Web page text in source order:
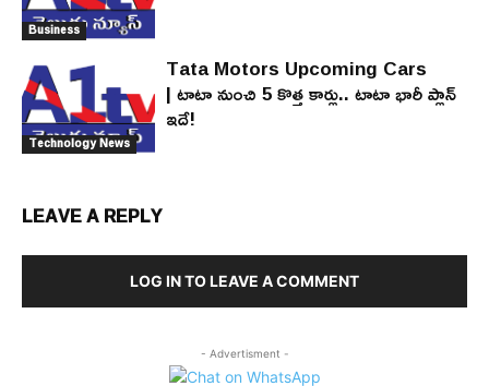
Business
Technology News
Tata Motors Upcoming Cars
| టాటా నుంచి 5 కొత్త కార్లు.. టాటా భారీ ప్లాన్
ఇదే!
LEAVE A REPLY
LOG IN TO LEAVE A COMMENT
- Advertisment -